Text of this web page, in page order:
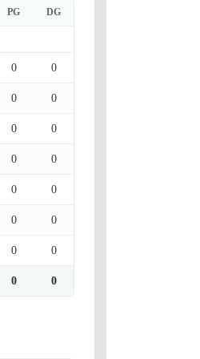
PG DG
0 0
0 0
0 0
0 0
0 0
0 0
0 0
0 0